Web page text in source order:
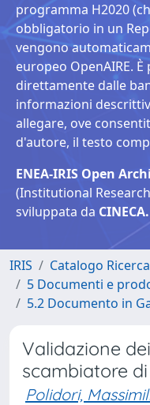
programma H2020
obbligatorio in un
vengono
europeo OpenAIRE.
direttamente dalle
informazioni
allegare, ove
d'autore, il testo
ENEA-IRIS Open
(Institutional
sviluppata da CINECA.
IRIS
Catalogo Ricerca
5 Documenti e
5.2 Documento in
Validazione
scambiatore
Polidori,